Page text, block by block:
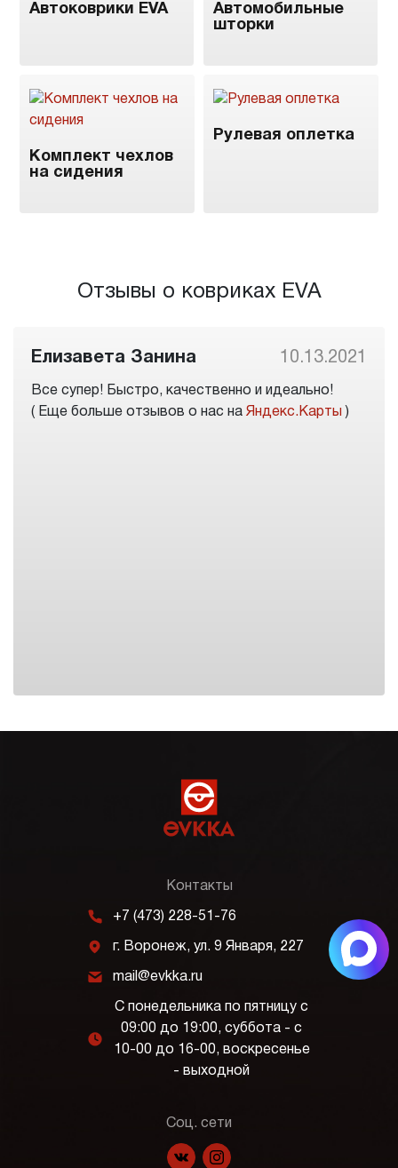
Автоковрики EVA
Автомобильные
шторки
Комплект чехлов
на сидения
Рулевая оплетка
Отзывы о ковриках EVA
Елизавета Занина 10.13.2021
Все супер! Быстро, качественно и идеально!
( Еще больше отзывов о нас на Яндекс.Карты )
Контакты
m +7 (473) 228-51-76
j г. Воронеж, ул. 9 Января, 227
k mail@evkka.ru
l
С понедельника по пятницу с
09:00 до 19:00, суббота - с
10-00 до 16-00, воскресенье
- выходной
Соц. сети
f p